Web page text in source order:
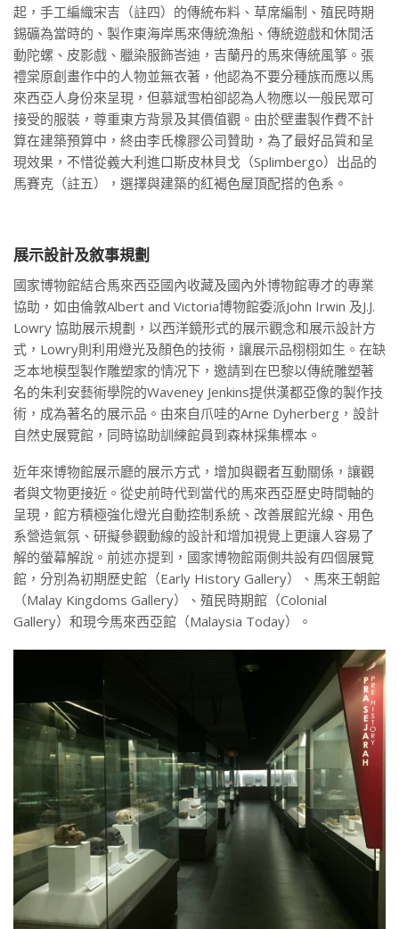
起，手工編織宋吉（註四）的傳統布料、草席編制、殖民時期
錫礦為當時的、製作東海岸馬來傳統漁船、傳統遊戲和休閒活
動陀螺、皮影戲、臘染服飾峇迪，吉蘭丹的馬來傳統風箏。張
禮棠原創畫作中的人物並無衣著，他認為不要分種族而應以馬
來西亞人身份來呈現，但慕斌雪柏卻認為人物應以一般民眾可
接受的服裝，尊重東方背景及其價值觀。由於壁畫製作費不計
算在建築預算中，終由李氏橡膠公司贊助，為了最好品質和呈
現效果，不惜從義大利進口斯皮林貝戈（Splimbergo）出品的
馬賽克（註五），選擇與建築的紅褐色屋頂配搭的色系。
展示設計及敘事規劃
國家博物館結合馬來西亞國內收藏及國內外博物館專才的專業
協助，如由倫敦Albert and Victoria博物館委派John Irwin 及J.J.
Lowry 協助展示規劃，以西洋鏡形式的展示觀念和展示設計方
式，Lowry則利用燈光及顏色的技術，讓展示品栩栩如生。在缺
乏本地模型製作雕塑家的情况下，邀請到在巴黎以傳統雕塑著
名的朱利安藝術學院的Waveney Jenkins提供漢都亞像的製作技
術，成為著名的展示品。由來自爪哇的Arne Dyherberg，設計
自然史展覽館，同時協助訓練館員到森林採集標本。
近年來博物館展示廳的展示方式，增加與觀者互動關係，讓觀
者與文物更接近。從史前時代到當代的馬來西亞歷史時間軸的
呈現，館方積極強化燈光自動控制系統、改善展館光線、用色
系營造氣氛、研擬參觀動線的設計和增加視覺上更讓人容易了
解的螢幕解說。前述亦提到，國家博物館兩側共設有四個展覽
館，分別為初期歷史館（Early History Gallery）、馬來王朝館
（Malay Kingdoms Gallery）、殖民時期館（Colonial
Gallery）和現今馬來西亞館（Malaysia Today）。